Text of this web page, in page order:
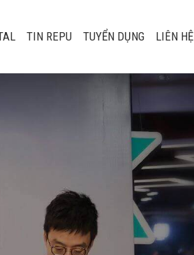
TIN REPU TUYỂN DỤNG LIÊN HỆ
B2B ứng
và trải